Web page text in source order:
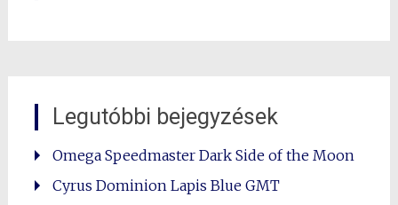
Legutóbbi bejegyzések
Omega Speedmaster Dark Side of the Moon
Cyrus Dominion Lapis Blue GMT